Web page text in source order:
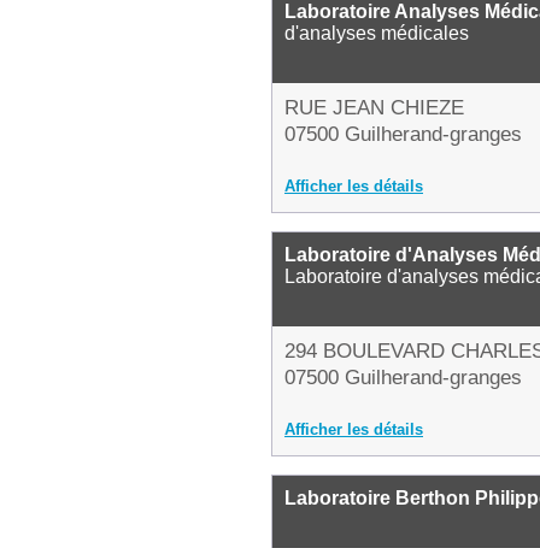
Laboratoire Analyses
d'analyses médicales
RUE JEAN CHIEZE
07500 Guilherand-granges
Afficher les détails
Laboratoire d'Analyses
Laboratoire d'analyses
294 BOULEVARD
07500 Guilherand-granges
Afficher les détails
Laboratoire Berthon